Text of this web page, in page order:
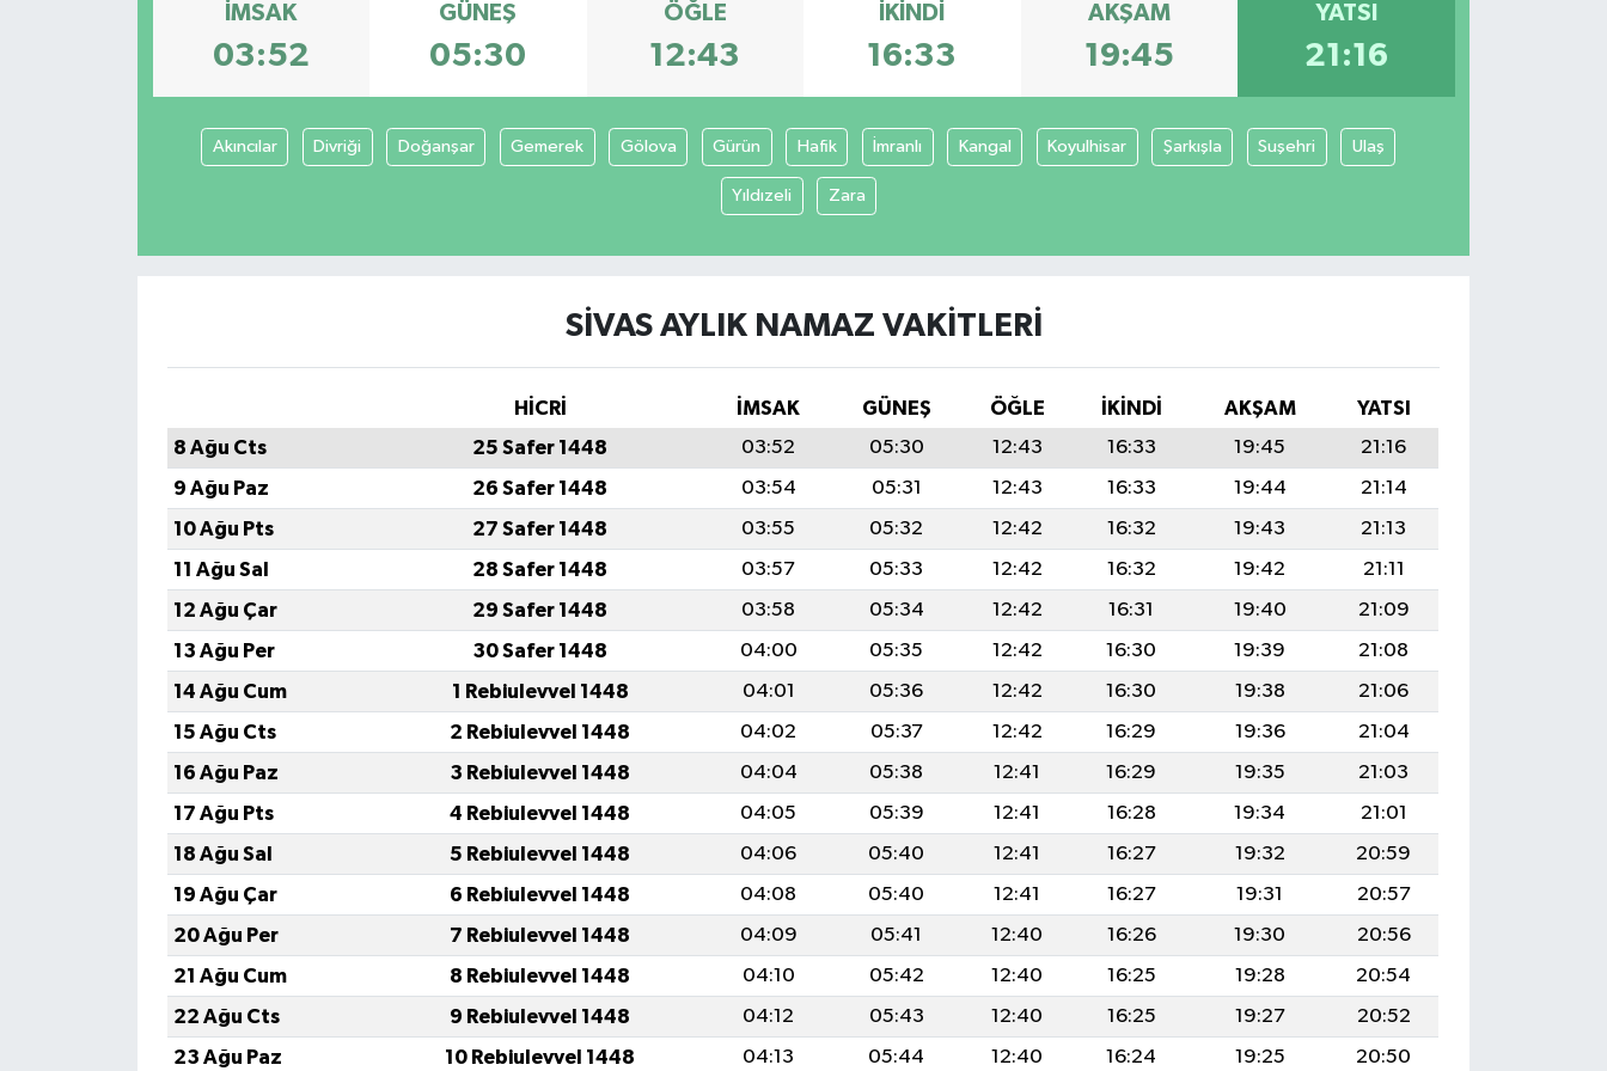
İMSAK
03:52
GÜNEŞ
05:30
ÖĞLE
12:43
İKINDI
16:33
AKŞAM
19:45
YATSI
21:16
Akıncılar Divriği Doğanşar Gemerek Gölova Gürün Hafik İmranlı Kangal Koyulhisar Şarkışla Suşehri Ulaş
Yıldızeli Zara
SIVAS AYLIK NAMAZ VAKITLERI
HİCRİ İMSAK GÜNEŞ ÖĞLE İKINDI AKŞAM
YATSI
8 Ağu Cts
25 Safer 1448 03:52 05:30 12:43 16:33 19:45
21:16
9 Ağu Paz
26 Safer 1448 03:54 05:31 12:43 16:33 19:44
21:14
10 Ağu Pts
27 Safer 1448 03:55 05:32 12:42 16:32 19:43
21:13
11 Ağu Sal
28 Safer 1448 03:57 05:33 12:42 16:32 19:42
21:11
12 Ağu Çar
29 Safer 1448 03:58 05:34 12:42 16:31 19:40
21:09
13 Ağu Per
30 Safer 1448 04:00 05:35 12:42 16:30 19:39
21:08
14 Ağu Cum
1 Rebiulevvel 1448 04:01 05:36 12:42 16:30 19:38
21:06
15 Ağu Cts
2 Rebiulevvel 1448 04:02 05:37 12:42 16:29 19:36
21:04
16 Ağu Paz
3 Rebiulevvel 1448 04:04 05:38 12:41 16:29 19:35
21:03
17 Ağu Pts
4 Rebiulevvel 1448 04:05 05:39 12:41 16:28 19:34
21:01
18 Ağu Sal
5 Rebiulevvel 1448 04:06 05:40 12:41 16:27 19:32
20:59
19 Ağu Çar
6 Rebiulevvel 1448 04:08 05:40 12:41 16:27 19:31
20:57
20 Ağu Per
7 Rebiulevvel 1448 04:09 05:41 12:40 16:26 19:30
20:56
21 Ağu Cum
8 Rebiulevvel 1448 04:10 05:42 12:40 16:25 19:28
20:54
22 Ağu Cts
9 Rebiulevvel 1448 04:12 05:43 12:40 16:25 19:27
20:52
23 Ağu Paz
10 Rebiulevvel 1448 04:13 05:44 12:40 16:24 19:25 20:50
Teknoloji
Tokat Haberleri